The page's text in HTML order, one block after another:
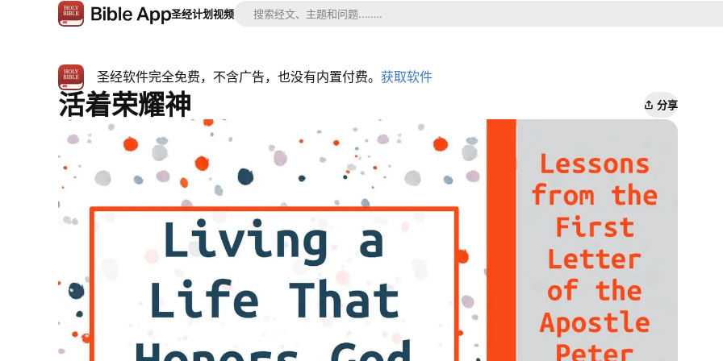
圣经计划视频
圣经软件完全免费，不含广告，也没有内置付费。 获取软件
活着荣耀神 分享